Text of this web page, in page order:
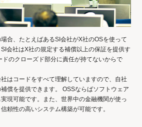
合、たとえばあるSI会社がX社のOSを使って
会社はX社の規定する補償以上の保証を提供す
ドのクローズド部分に責任が持てないからで
はコードをすべて理解していますので、自社
償を提供できます。 OSSならばソフトウェア
現可能です。また、世界中の金融機関が使っ
頼性の高いシステム構築が可能です。